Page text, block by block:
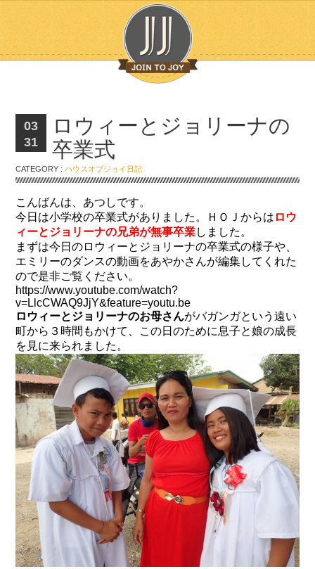
03
31
ロウィーとジョリーナの
卒業式
CATEGORY :ハウスオブジョイ日記
こんばんは、あつしです。
今日は小学校の卒業式がありました。ＨＯＪからは ロウ
ィーとジョリーナの兄弟が無事卒業しました。
まずは今日のロウィーとジョリーナの卒業式の様子や、
エミリーのダンスの動画をあやかさんが編集してくれた
ので是非ご覧ください。
https://www.youtube.com/watch?
v=LlcCWAQ9JjY&feature=youtu.be
ロウィーとジョリーナのお母さんがバガンガという遠い
町から３時間もかけて、この日のために息子と娘の成長
を見に来られました。